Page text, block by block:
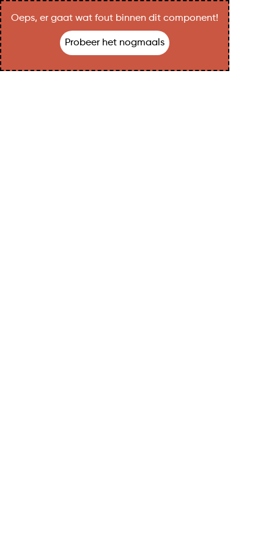
Oeps, er gaat wat fout binnen dit component!
Probeer het nogmaals